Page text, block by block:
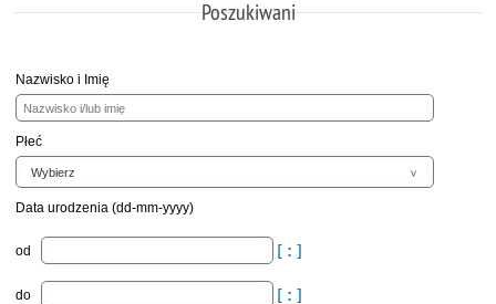
Poszukiwani
Nazwisko i Imię
Płeć
Data urodzenia (dd-mm-yyyy)
od
do